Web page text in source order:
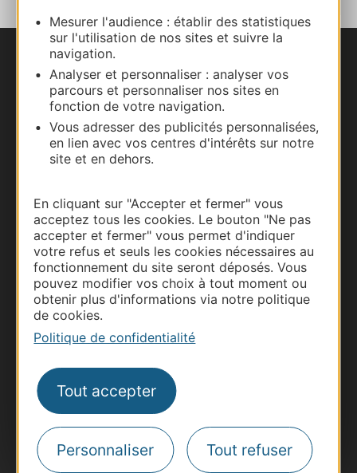
Mesurer l'audience : établir des statistiques
sur l'utilisation de nos sites et suivre la
navigation.
Analyser et personnaliser : analyser vos
parcours et personnaliser nos sites en
fonction de votre navigation.
Vous adresser des publicités personnalisées,
en lien avec vos centres d'intérêts sur notre
site et en dehors.
En cliquant sur "Accepter et fermer" vous
acceptez tous les cookies. Le bouton "Ne pas
accepter et fermer" vous permet d'indiquer
votre refus et seuls les cookies nécessaires au
fonctionnement du site seront déposés. Vous
pouvez modifier vos choix à tout moment ou
obtenir plus d'informations via notre politique
de cookies.
Politique de confidentialité
Tout accepter
Personnaliser Tout refuser
Nous contacter
Carte interactive
Documentation
Thermalisme
Pros d'Occitanie
Site presse et d'influence
Voyagistes
Destination Sport